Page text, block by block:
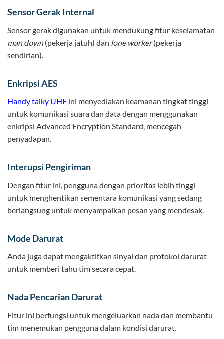
Sensor Gerak Internal
Sensor gerak digunakan untuk mendukung fitur keselamatan
man down(pekerja jatuh) dan lone worker(pekerja
sendirian).
Enkripsi AES
Handy talky UHF ini menyediakan keamanan tingkat tinggi
untuk komunikasi suara dan data dengan menggunakan
enkripsi Advanced Encryption Standard, mencegah
penyadapan.
Interupsi Pengiriman
Dengan fitur ini, pengguna dengan prioritas lebih tinggi
untuk menghentikan sementara komunikasi yang sedang
berlangsung untuk menyampaikan pesan yang mendesak.
Mode Darurat
Anda juga dapat mengaktifkan sinyal dan protokol darurat
untuk memberi tahu tim secara cepat.
Nada Pencarian Darurat
Fitur ini berfungsi untuk mengeluarkan nada dan membantu
tim menemukan pengguna dalam kondisi darurat.